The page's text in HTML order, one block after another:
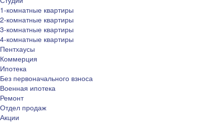
1-комнатные квартиры
2-комнатные квартиры
3-комнатные квартиры
4-комнатные квартиры
Пентхаусы
Коммерция
Ипотека
Без первоначального взноса
Военная ипотека
Ремонт
Отдел продаж
Акции